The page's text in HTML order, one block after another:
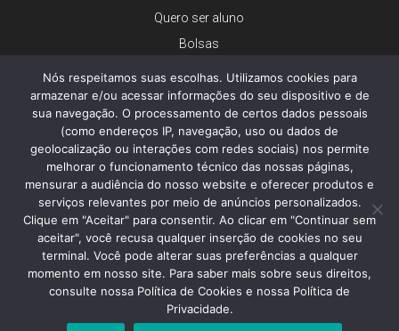
Quero ser aluno
Bolsas
Trabalhe conosco
Imprensa
Ouvidoria
Dúvidas gerais
© 2026 - Faculdade de Ciências Médicas da Santa Casa de São
Paulo - Todos os direitos reservados.
Política de Privacidade e Cookies
Nós respeitamos suas escolhas. Utilizamos cookies para
armazenar e/ou acessar informações do seu dispositivo e de
sua navegação. O processamento de certos dados pessoais
(como endereços IP, navegação, uso ou dados de
geolocalização ou interações com redes sociais) nos permite
melhorar o funcionamento técnico das nossas páginas,
mensurar a audiência do nosso website e oferecer produtos e
serviços relevantes por meio de anúncios personalizados.
Clique em "Aceitar" para consentir. Ao clicar em "Continuar sem
aceitar", você recusa qualquer inserção de cookies no seu
terminal. Você pode alterar suas preferências a qualquer
momento em nosso site. Para saber mais sobre seus direitos,
consulte nossa Política de Cookies e nossa Política de
Privacidade.